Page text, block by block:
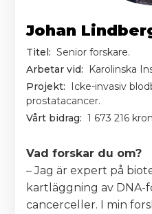
Johan
Titel: Senior forskare.
Arbetar vid:
Karolinska
Projekt:
Icke-invasiv
prostatacancer.
Vårt bidrag: 1 673 216
Vad forskar du om?
– Jag är expert på
kartläggning av DNA-
cancerceller. I min